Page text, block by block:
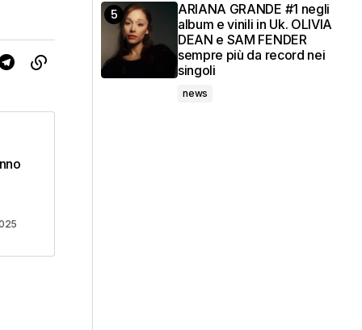
ARIANA GRANDE #1 negli
album e vinili in Uk. OLIVIA
DEAN e SAM FENDER
sempre più da record nei
singoli
news